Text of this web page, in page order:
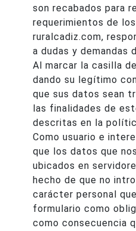
son recabados para
requerimientos de
ruralcadiz.com,
a dudas y demandas
Al marcar la casilla
dando su legítimo
que sus datos sean
las finalidades de
descritas en la
Como usuario e
que los datos que
ubicados en
hecho de que no
carácter personal
formulario como
como consecuencia